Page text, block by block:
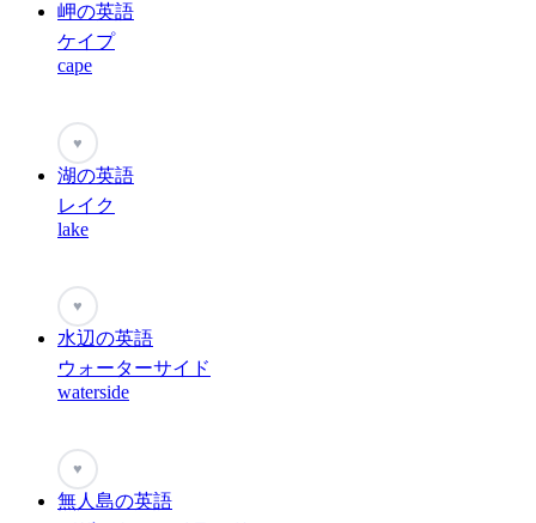
岬の英語
ケイプ
cape
♥
湖の英語
レイク
lake
♥
水辺の英語
ウォーターサイド
waterside
♥
無人島の英語